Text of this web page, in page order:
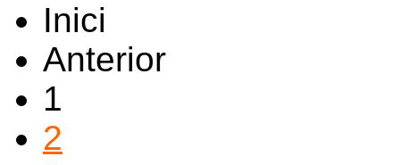
Inici
Anterior
1
2